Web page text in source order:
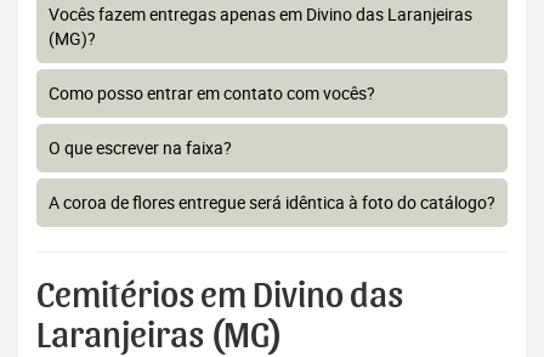
Vocês fazem entregas apenas em Divino das Laranjeiras
(MG)?
Como posso entrar em contato com vocês?
O que escrever na faixa?
A coroa de flores entregue será idêntica à foto do catálogo?
Cemitérios em Divino das
Laranjeiras (MG)